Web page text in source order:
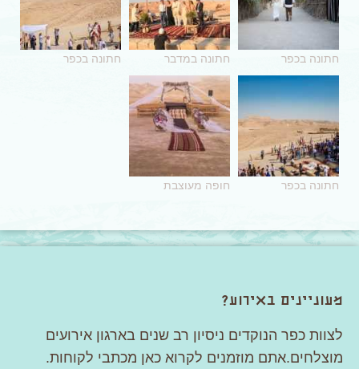
חתונה בכפר חתונה במדבר חתונה בכפר
חתונה בכפר חופה מעוצבת
מעוניינים באירוע?
לצוות כפר הנוקדים ניסיון רב שנים בארגון אירועים
מוצלחים.אתם מוזמנים לקרוא כאן מכתבי לקוחות.